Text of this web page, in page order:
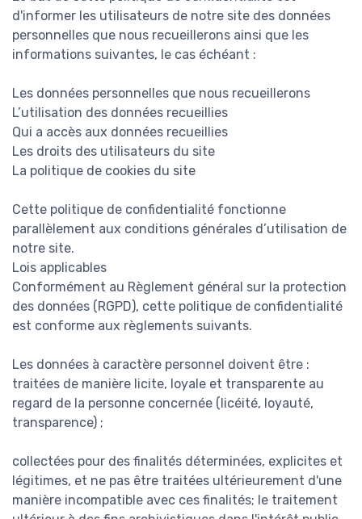
d'informer les utilisateurs de notre site des données
personnelles que nous recueillerons ainsi que les
informations suivantes, le cas échéant :
Les données personnelles que nous recueillerons
L’utilisation des données recueillies
Qui a accès aux données recueillies
Les droits des utilisateurs du site
La politique de cookies du site
Cette politique de confidentialité fonctionne
parallèlement aux conditions générales d’utilisation de
notre site.
Lois applicables
Conformément au Règlement général sur la protection
des données (RGPD), cette politique de confidentialité
est conforme aux règlements suivants.
Les données à caractère personnel doivent être :
traitées de manière licite, loyale et transparente au
regard de la personne concernée (licéité, loyauté,
transparence) ;
collectées pour des finalités déterminées, explicites et
légitimes, et ne pas être traitées ultérieurement d'une
manière incompatible avec ces finalités; le traitement